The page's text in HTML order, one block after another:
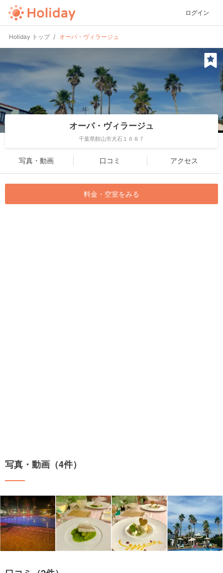
ログイン
Holiday トップ オーパ・ヴィラージュ
オーパ・ヴィラージュ
千葉県館山市犬石１６８７
写真・動画 口コミ アクセス
料金・空室をみる
写真・動画（4件）